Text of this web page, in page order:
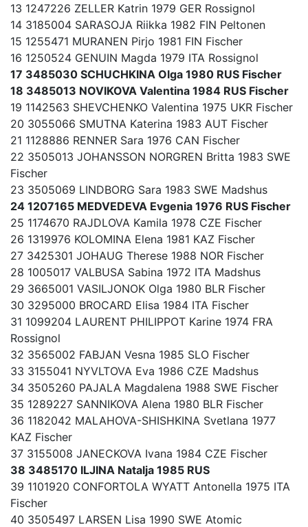
13 1247226 ZELLER Katrin 1979 GER Rossignol
14 3185004 SARASOJA Riikka 1982 FIN Peltonen
15 1255471 MURANEN Pirjo 1981 FIN Fischer
16 1250524 GENUIN Magda 1979 ITA Rossignol
17 3485030 SCHUCHKINA Olga 1980 RUS Fischer
18 3485013 NOVIKOVA Valentina 1984 RUS Fischer
19 1142563 SHEVCHENKO Valentina 1975 UKR Fischer
20 3055066 SMUTNA Katerina 1983 AUT Fischer
21 1128886 RENNER Sara 1976 CAN Fischer
22 3505013 JOHANSSON NORGREN Britta 1983 SWE
Fischer
23 3505069 LINDBORG Sara 1983 SWE Madshus
24 1207165 MEDVEDEVA Evgenia 1976 RUS Fischer
25 1174670 RAJDLOVA Kamila 1978 CZE Fischer
26 1319976 KOLOMINA Elena 1981 KAZ Fischer
27 3425301 JOHAUG Therese 1988 NOR Fischer
28 1005017 VALBUSA Sabina 1972 ITA Madshus
29 3665001 VASILJONOK Olga 1980 BLR Fischer
30 3295000 BROCARD Elisa 1984 ITA Fischer
31 1099204 LAURENT PHILIPPOT Karine 1974 FRA
Rossignol
32 3565002 FABJAN Vesna 1985 SLO Fischer
33 3155041 NYVLTOVA Eva 1986 CZE Madshus
34 3505260 PAJALA Magdalena 1988 SWE Fischer
35 1289227 SANNIKOVA Alena 1980 BLR Fischer
36 1182042 MALAHOVA-SHISHKINA Svetlana 1977
KAZ Fischer
37 3155008 JANECKOVA Ivana 1984 CZE Fischer
38 3485170 ILJINA Natalja 1985 RUS
39 1101920 CONFORTOLA WYATT Antonella 1975 ITA
Fischer
40 3505497 LARSEN Lisa 1990 SWE Atomic